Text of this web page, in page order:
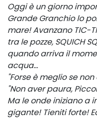
Oggi è un giorno
Grande Granchio lo
mare! Avanzano TIC-
tra le pozze, SQUICH
quando arriva il
acqua…
"Forse è meglio se
"Non aver paura,
Ma le onde iniziano a
gigante! Tieniti forte!